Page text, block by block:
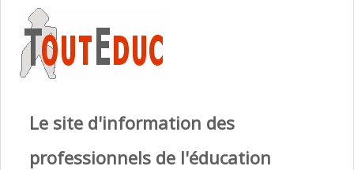
Le site d'information des
professionnels de l'éducation